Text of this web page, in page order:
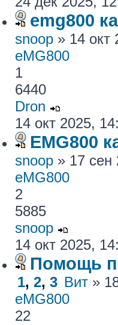
emg800
snoop » 14
eMG800
1
6440
Dron
14 окт 2025,
EMG800
snoop » 17
eMG800
2
5885
snoop
14 окт 2025,
Помощь
1, 2, 3 Вит »
eMG800
22